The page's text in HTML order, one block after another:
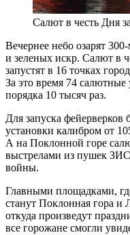
Салют в честь Дня
Вечернее небо озарят
и зеленых искр. Салют в
запустят в 16 точках
За это время 74 салютные
порядка 10 тысяч раз.
Для запуска фейерверков
установки калибром от
А на Поклонной горе
выстрелами из пушек
войны.
Главными площадками,
станут Поклонная гора и
откуда произведут
все горожане смогли